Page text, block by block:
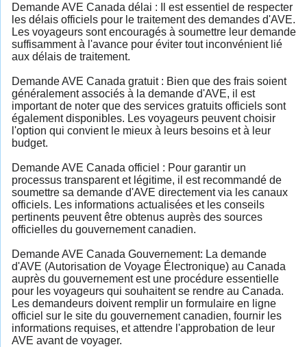
Demande AVE Canada délai : Il est essentiel de respecter
les délais officiels pour le traitement des demandes d'AVE.
Les voyageurs sont encouragés à soumettre leur demande
suffisamment à l'avance pour éviter tout inconvénient lié
aux délais de traitement.
Demande AVE Canada gratuit : Bien que des frais soient
généralement associés à la demande d'AVE, il est
important de noter que des services gratuits officiels sont
également disponibles. Les voyageurs peuvent choisir
l'option qui convient le mieux à leurs besoins et à leur
budget.
Demande AVE Canada officiel : Pour garantir un
processus transparent et légitime, il est recommandé de
soumettre sa demande d'AVE directement via les canaux
officiels. Les informations actualisées et les conseils
pertinents peuvent être obtenus auprès des sources
officielles du gouvernement canadien.
Demande AVE Canada Gouvernement: La demande
d'AVE (Autorisation de Voyage Électronique) au Canada
auprès du gouvernement est une procédure essentielle
pour les voyageurs qui souhaitent se rendre au Canada.
Les demandeurs doivent remplir un formulaire en ligne
officiel sur le site du gouvernement canadien, fournir les
informations requises, et attendre l'approbation de leur
AVE avant de voyager.